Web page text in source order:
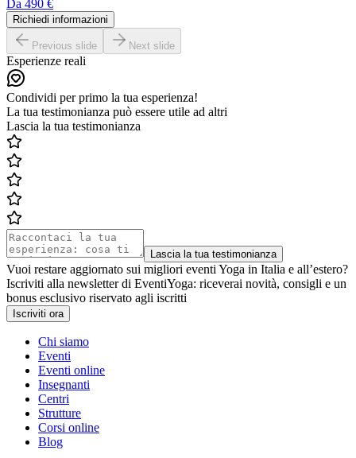
Da 490 €
Richiedi informazioni
Previous slide Next slide
Esperienze reali
Condividi per primo la tua esperienza!
La tua testimonianza può essere utile ad altri
Lascia la tua testimonianza
Lascia la tua testimonianza
Vuoi restare aggiornato sui migliori eventi Yoga in Italia e all’estero?
Iscriviti alla newsletter di EventiYoga: riceverai novità, consigli e un
bonus esclusivo riservato agli iscritti
Iscriviti ora
Chi siamo
Eventi
Eventi online
Insegnanti
Centri
Strutture
Corsi online
Blog